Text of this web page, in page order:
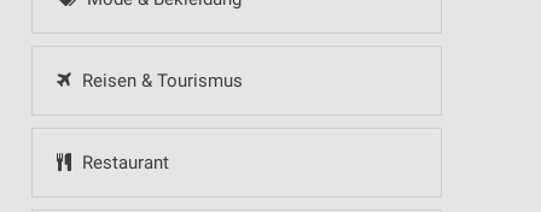
Reisen & Tourismus
Restaurant